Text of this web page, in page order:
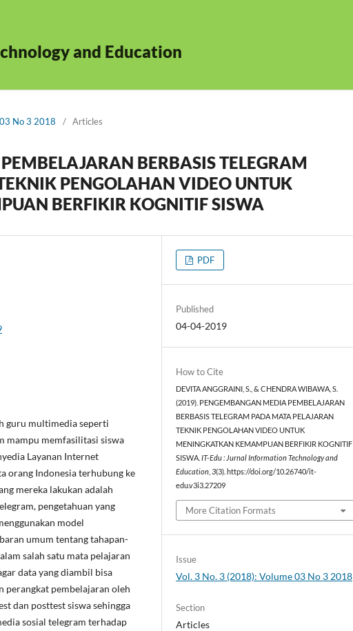
and Education
No 3 2018 / Articles
BERBASIS TELEGRAM
PENGOLAHAN VIDEO UNTUK
BERFIKIR KOGNITIF SISWA
guru multimedia seperti
mampu memfasilitasi siswa
Layanan Internet
orang Indonesia terhubung ke
mereka lakukan adalah
pengetahuan yang
model
umum tentang tahapan-
salah satu mata pelajaran
data yang diambil bisa
perangkat pembelajaran oleh
dan posttest siswa sehingga
sosial telegram terhadap
PDF
Published
04-04-2019
How to Cite
DEVITA ANGGRAINI, S., & CHENDRA WIBAWA, S.
(2019). PENGEMBANGAN MEDIA PEMBELAJARAN
BERBASIS TELEGRAM PADA MATA PELAJARAN
TEKNIK PENGOLAHAN VIDEO UNTUK
MENINGKATKAN KEMAMPUAN BERFIKIR KOGNITIF
SISWA.IT-Edu : Jurnal Information Technology and
Education ,3(3). https://doi.org/10.26740/it-
edu.v3i3.27209
More Citation Formats
Issue
Vol. 3 No. 3 (2018): Volume 03 No 3 2018
Section
Articles